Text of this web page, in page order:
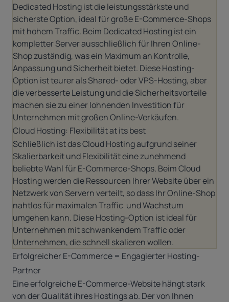
Dedicated Hosting ist die leistungsstärkste und
sicherste Option, ideal für große E-Commerce-Shops
mit hohem Traffic. Beim Dedicated Hosting ist ein
kompletter Server ausschließlich für Ihren Online-
Shop zuständig, was ein Maximum an Kontrolle,
Anpassung und Sicherheit bietet. Diese Hosting-
Option ist teurer als Shared- oder VPS-Hosting, aber
die verbesserte Leistung und die Sicherheitsvorteile
machen sie zu einer lohnenden Investition für
Unternehmen mit großen Online-Verkäufen.
Cloud Hosting: Flexibilität at its best
Schließlich ist das Cloud Hosting aufgrund seiner
Skalierbarkeit und Flexibilität eine zunehmend
beliebte Wahl für E-Commerce-Shops. Beim Cloud
Hosting werden die Ressourcen Ihrer Website über ein
Netzwerk von Servern verteilt, so dass Ihr Online-Shop
nahtlos für maximalen Traffic und Wachstum
umgehen kann. Diese Hosting-Option ist ideal für
Unternehmen mit schwankendem Traffic oder
Unternehmen, die schnell skalieren wollen.
Erfolgreicher E-Commerce = Engagierter Hosting-
Partner
Eine erfolgreiche E-Commerce-Website hängt stark
von der Qualität ihres Hostings ab. Der von Ihnen